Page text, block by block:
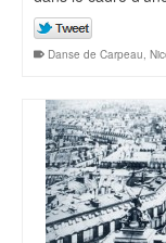
Danse de Carpeau,